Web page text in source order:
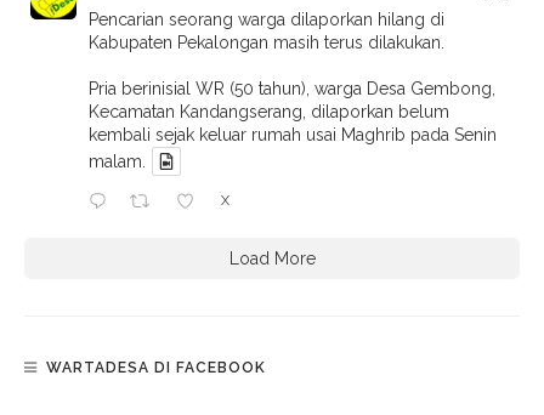
Pencarian seorang warga dilaporkan hilang di
Kabupaten Pekalongan masih terus dilakukan.
Pria berinisial WR (50 tahun), warga Desa Gembong,
Kecamatan Kandangserang, dilaporkan belum
kembali sejak keluar rumah usai Maghrib pada Senin
malam.
X
Load More
WARTADESA DI FACEBOOK